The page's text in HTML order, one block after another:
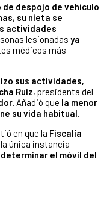
despojo de vehículo
, su nieta se
actividades
lesionadas ya
médicos más
sus actividades,
Ruiz, presidenta del
. Añadió que la menor
su vida habitual.
en que la Fiscalía
única instancia
el móvil del